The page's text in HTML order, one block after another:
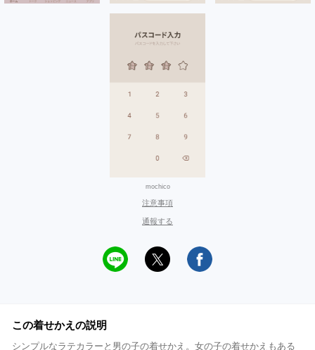
mochico
注意事項
通報する
この着せかえの説明
シンプルなラテカラーと男の子の着せかえ。女の子の着せかえもある